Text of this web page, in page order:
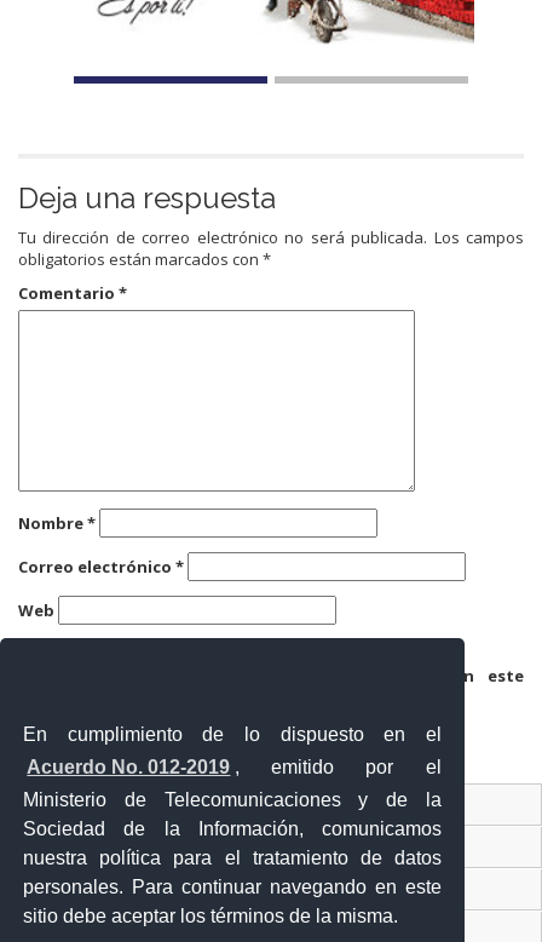
En cumplimiento de lo dispuesto en el
Acuerdo No. 012-2019 , emitido por el
Ministerio de Telecomunicaciones y de la
Sociedad de la Información, comunicamos
nuestra política para el tratamiento de datos
personales. Para continuar navegando en este
sitio debe aceptar los términos de la misma.
Deja una respuesta
Tu dirección de correo electrónico no será publicada. Los campos
obligatorios están marcados con *
Comentario *
Nombre*
Correo electrónico *
Web
Guarda mi nombre, correo electrónico y web en este
Ventanilla Única Virtual
Ventanilla Única de Comercio Exterior
Gobierno Abierto